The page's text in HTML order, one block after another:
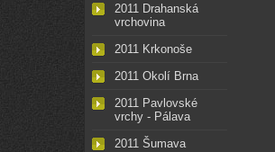
2011 Drahanská
vrchovina
2011 Krkonoše
2011 Okolí Brna
2011 Pavlovské
vrchy - Pálava
2011 Šumava